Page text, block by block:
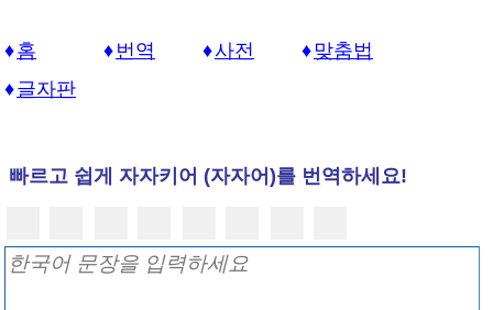
홈 번역 사전
맞춤법
글자판
빠르고 쉽게 자자키어 (자자어)를 번역하세요!